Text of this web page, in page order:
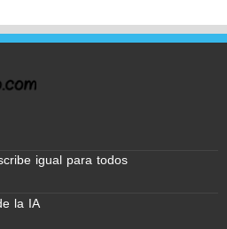
igual para todos
la IA